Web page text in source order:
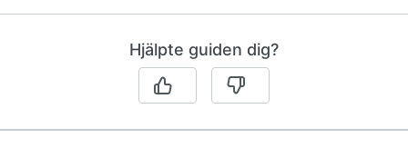
Hjälpte guiden dig?